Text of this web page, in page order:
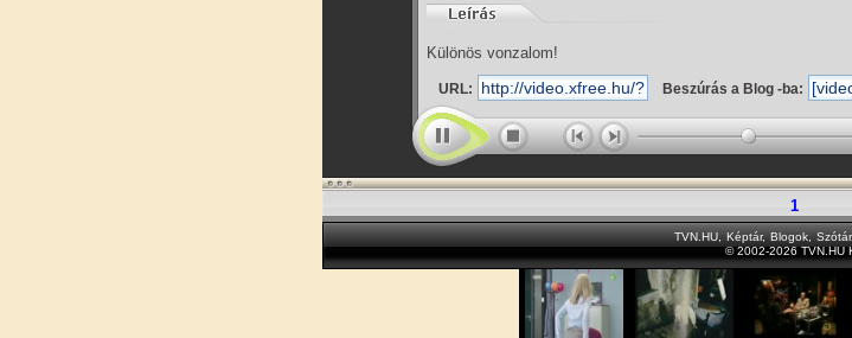
Különös vonzalom!
URL: Beszúrás a Blog -ba:
1
TVN.HU Képtár, Blogok Szótár,
© 2002-2026 TVN.HU